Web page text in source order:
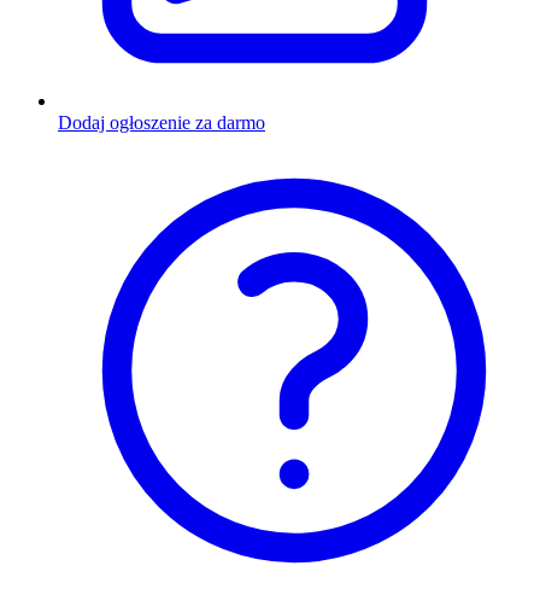
Dodaj ogłoszenie za darmo